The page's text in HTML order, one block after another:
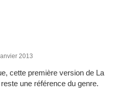
2013
cette première version de La
une référence du genre.